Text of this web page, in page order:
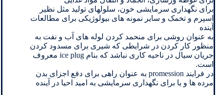
برای نگهداری سرمایشی خون، سلولهای تولید مثل نظیر
اسپرم و تخمک و سایر نمونه های بیولوژیکی برای مطالعات
آینده
به عنوان روشی برای منحمد کردن لوله های آب و نفت به
منظور کار کردن در شرایطی که شیری برای مسدود کردن
جریان سیال در ناحیه کاری نباشد که بنام ice plug معروف
است.
در فرایند promession به عنوان راهی برای دفع اجزای بدن
مرده ها و یا برای نگهداری سرمایشی به امید احیا در آینده